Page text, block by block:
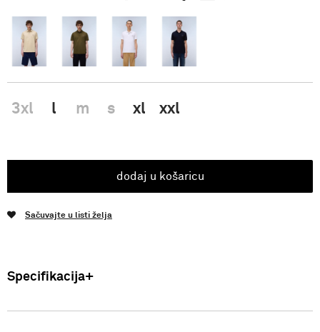
3xl l m s xl xxl
dodaj u košaricu
Sačuvajte u listi želja
Specifikacija